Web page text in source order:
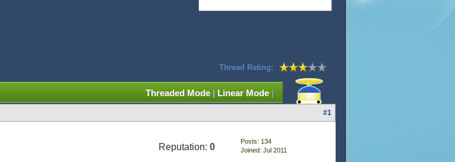
Thread Rating:
Threaded Mode | Linear Mode |
#1
Reputation: 0
Posts: 134
Joined: Jul 2011